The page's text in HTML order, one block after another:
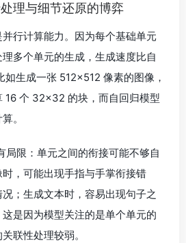
理与细节还原的博弈
行计算能力。因为每个基础单元
多个单元的生成，生成速度比自
生成一张 512×512 像素的图像，
16 个 32×32 的块，而自回归模型
。
局限：单元之间的衔接可能不够自
，可能出现手指与手掌衔接错
；生成文本时，容易出现句子之
是因为模型关注的是单个单元的
联性处理较弱。